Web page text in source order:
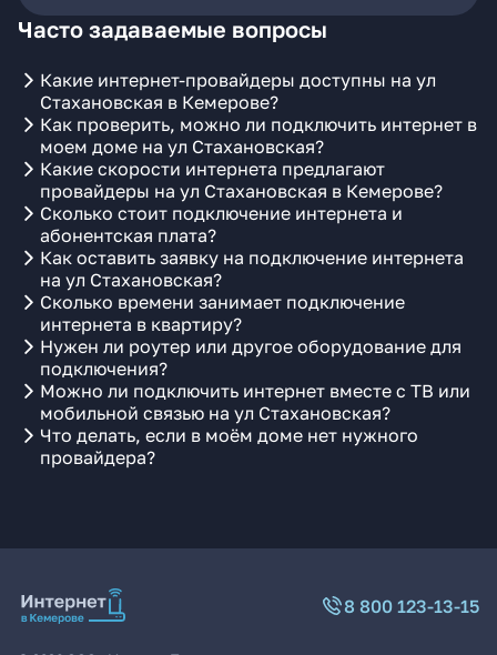
Часто задаваемые вопросы
Какие интернет-провайдеры доступны на ул
Стахановская в Кемерове?
Как проверить, можно ли подключить интернет в
моем доме на ул Стахановская?
Какие скорости интернета предлагают
провайдеры на ул Стахановская в Кемерове?
Сколько стоит подключение интернета и
абонентская плата?
Как оставить заявку на подключение интернета
на ул Стахановская?
Сколько времени занимает подключение
интернета в квартиру?
Нужен ли роутер или другое оборудование для
подключения?
Можно ли подключить интернет вместе с ТВ или
мобильной связью на ул Стахановская?
Что делать, если в моём доме нет нужного
провайдера?
8 800 123-13-15